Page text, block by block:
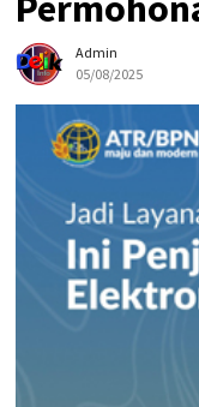
Admin
05/08/2025